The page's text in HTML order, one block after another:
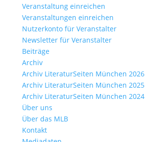
Veranstaltung einreichen
Veranstaltungen einreichen
Nutzerkonto für Veranstalter
Newsletter für Veranstalter
Beiträge
Archiv
Archiv LiteraturSeiten München 2026
Archiv LiteraturSeiten München 2025
Archiv LiteraturSeiten München 2024
Über uns
Über das MLB
Kontakt